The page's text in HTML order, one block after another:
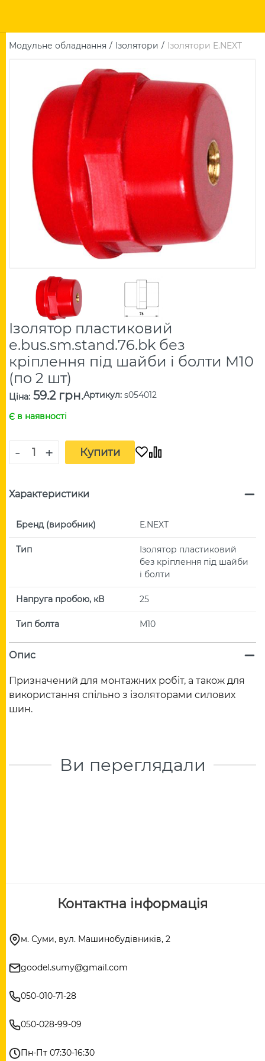
Модульне обладнання Ізолятори Ізолятори E.NEXT
Ізолятор пластиковий
e.bus.sm.stand.76.bk без
кріплення під шайби і болти М10
(по 2 шт)
Ціна: 59.2 грн.Артикул: s054012
Є в наявності
- + Купити
Характеристики
Бренд (виробник) E.NEXT
Тип
Ізолятор пластиковий
без кріплення під шайби
і болти
Напруга пробою, кВ 25
Тип болта М10
Опис
Призначений для монтажних робіт, а також для
використання спільно з ізоляторами силових
шин.
Ви переглядали
Контактна інформація
м. Суми, вул. Машинобудівників, 2
goodel.sumy@gmail.com
050-010-71-28
050-028-99-09
Пн-Пт 07:30-16:30